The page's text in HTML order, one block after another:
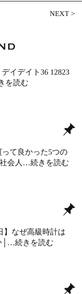
NEXT>
デイデイト36 12823
を読む
て良かった5つの
会人 …続きを読む
】なぜ高級時計は
…続きを読む